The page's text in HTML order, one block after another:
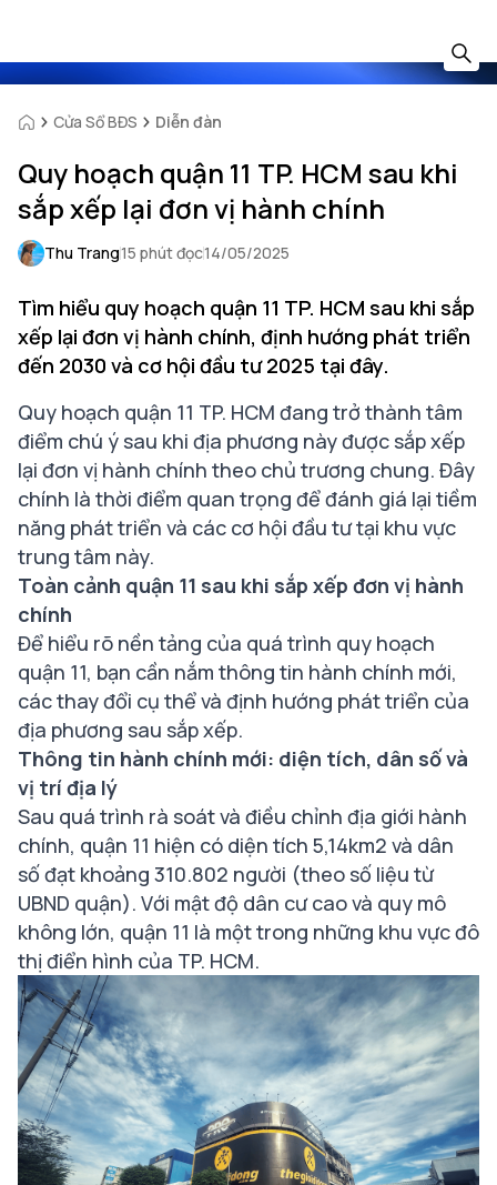
Cửa Sổ BĐS Diễn đàn
Quy hoạch quận 11 TP. HCM sau khi
sắp xếp lại đơn vị hành chính
Thu Trang15 phút đọc14/05/2025
Tìm hiểu quy hoạch quận 11 TP. HCM sau khi sắp
xếp lại đơn vị hành chính, định hướng phát triển
đến 2030 và cơ hội đầu tư 2025 tại đây.
Quy hoạch quận 11 TP. HCM đang trở thành tâm
điểm chú ý sau khi địa phương này được sắp xếp
lại đơn vị hành chính theo chủ trương chung. Đây
chính là thời điểm quan trọng để đánh giá lại tiềm
năng phát triển và các cơ hội đầu tư tại khu vực
trung tâm này.
Toàn cảnh quận 11 sau khi sắp xếp đơn vị hành
chính
Để hiểu rõ nền tảng của quá trình quy hoạch
quận 11, bạn cần nắm thông tin hành chính mới,
các thay đổi cụ thể và định hướng phát triển của
địa phương sau sắp xếp.
Thông tin hành chính mới: diện tích, dân số và
vị trí địa lý
Sau quá trình rà soát và điều chỉnh địa giới hành
chính, quận 11 hiện có diện tích 5,14km2 và dân
số đạt khoảng 310.802 người (theo số liệu từ
UBND quận). Với mật độ dân cư cao và quy mô
không lớn, quận 11 là một trong những khu vực đô
thị điển hình của TP. HCM.